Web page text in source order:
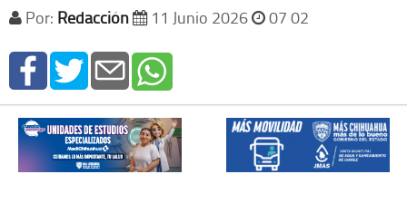
Por: Redacción 11 Junio 2026 07 02